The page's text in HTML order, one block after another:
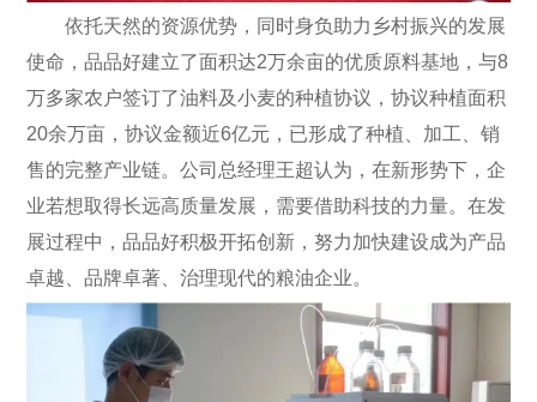
依托天然的资源优势，同时身负助力乡村振兴的发展
使命，品品好建立了面积达2万余亩的优质原料基地，与8
万多家农户签订了油料及小麦的种植协议，协议种植面积
20余万亩，协议金额近6亿元，已形成了种植、加工、销
售的完整产业链。公司总经理王超认为，在新形势下，企
业若想取得长远高质量发展，需要借助科技的力量。在发
展过程中，品品好积极开拓创新，努力加快建设成为产品
卓越、品牌卓著、治理现代的粮油企业。